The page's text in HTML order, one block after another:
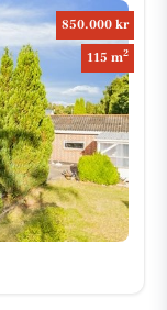
850.000 kr
115 m2